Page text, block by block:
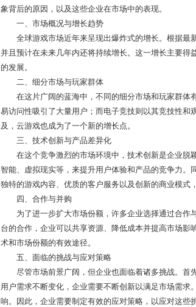
象背后的原因，以及这些企业在市场中的表现。
一、市场概况与增长趋势
全球游戏市场近年来呈现出爆炸式的增长。根据最
并且预计在未来几年内还将持续增长。这一增长主要
的发展。
二、细分市场与玩家群体
在这片广阔的蓝海中，不同的细分市场和玩家群
易访问性吸引了大量用户；而电子竞技则以其竞技性
及，云游戏也成为了一个新的增长点。
三、技术创新与产品差异化
在这个竞争激烈的市场环境中，技术创新是企业
智能、虚拟现实等，来提升用户体验和产品的竞争力
独特的游戏内容、优质的客户服务以及创新的商业模式
四、合作与并购
为了进一步扩大市场份额，许多企业选择通过合
台的合作，企业可以共享资源、降低成本并提高市场
术和市场份额的有效途径。
五、面临的挑战与应对策略
尽管市场前景广阔，但企业也面临着诸多挑战。首
用户需求不断变化，企业需要不断创新以满足市场需
响。因此，企业需要制定有效的应对策略，以应对这些挑